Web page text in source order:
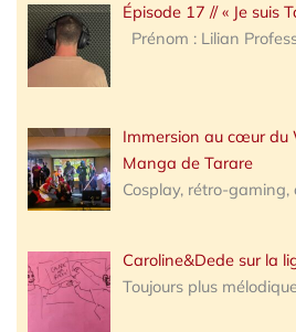
Épisode 17 // « Je suis
Prénom : Lilian
Immersion au cœur du
Manga de Tarare
Cosplay, rétro-gaming,
Caroline&Dede sur la
Toujours plus